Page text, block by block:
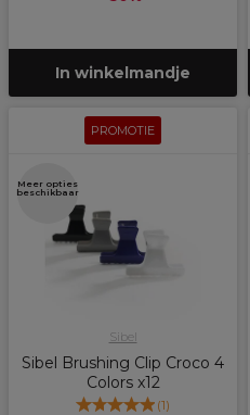
In winkelmandje
PROMOTIE
Meer opties
beschikbaar
Sibel
Sibel Brushing Clip Croco 4
Colors x12
(1)